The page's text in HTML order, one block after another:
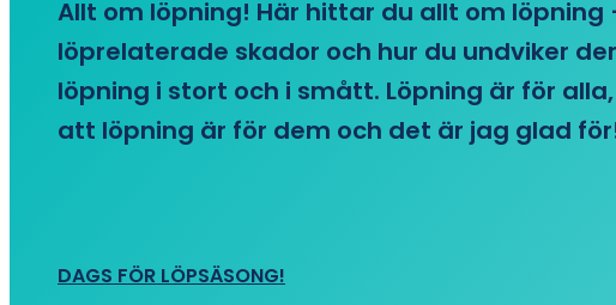
Allt om löpning! Här hittar du allt om
löprelaterade skador och hur du undviker
löpning i stort och i smått. Löpning är för
att löpning är för dem och det är jag glad
DAGS FÖR LÖPSÄSONG!